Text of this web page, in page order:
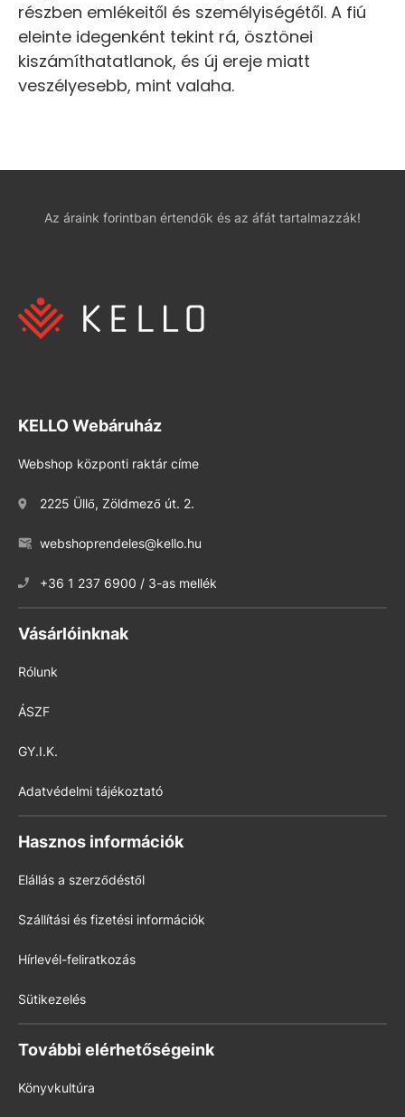
részben emlékeitől és személyiségétől. A fiú
eleinte idegenként tekint rá, ösztönei
kiszámíthatatlanok, és új ereje miatt
veszélyesebb, mint valaha.
Az áraink forintban értendők és az áfát tartalmazzák!
KELLO Webáruház
Webshop központi raktár címe
2225 Üllő, Zöldmező út. 2.
webshoprendeles@kello.hu
+36 1 237 6900 / 3-as mellék
Vásárlóinknak
Rólunk
ÁSZF
GY.I.K.
Adatvédelmi tájékoztató
Hasznos információk
Elállás a szerződéstől
Szállítási és fizetési információk
Hírlevél-feliratkozás
Sütikezelés
További elérhetőségeink
Könyvkultúra